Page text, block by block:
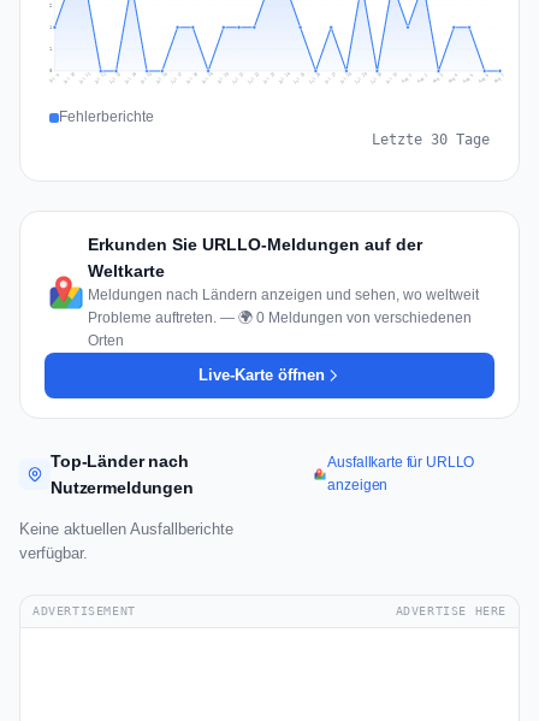
1
1
2
Jul 9 Jul 10 Jul 11 Jul 12 Jul 13 Jul 14 Jul 15 Jul 16 Jul 17 Jul 18 Jul 19 Jul 20 Jul 21 Jul 22 Jul 23 Jul 24 Jul 25 Jul 26 Jul 27 Jul 28 Jul 29 Jul 30 Jul 31 Aug 1 Aug 2 Aug 3 Aug 4 Aug 5 Aug 6 Aug 7
Fehlerberichte
Letzte 30 Tage
Erkunden Sie URLLO-Meldungen auf der
Weltkarte
Meldungen nach Ländern anzeigen und sehen, wo weltweit
Probleme auftreten. — 🌍 0 Meldungen von verschiedenen
Orten
Live-Karte öffnen
Top-Länder nach
Nutzermeldungen
Ausfallkarte für URLLO
anzeigen
Keine aktuellen Ausfallberichte
verfügbar.
ADVERTISEMENT ADVERTISE HERE